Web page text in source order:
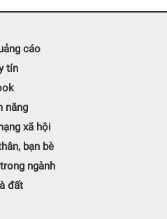
cáo
tín
năng
xã hội
bạn bè
ngành
đất